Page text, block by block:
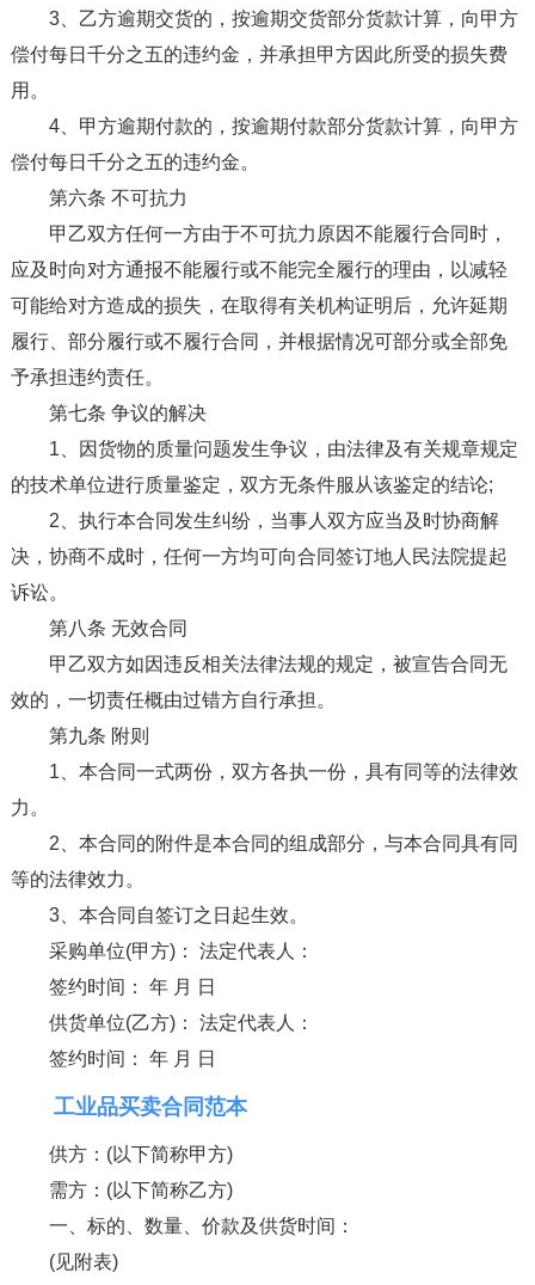
3、乙方逾期交货的，按逾期交货部分货款计算，向甲方
偿付每日千分之五的违约金，并承担甲方因此所受的损失费
用。
4、甲方逾期付款的，按逾期付款部分货款计算，向甲方
偿付每日千分之五的违约金。
第六条 不可抗力
甲乙双方任何一方由于不可抗力原因不能履行合同时，
应及时向对方通报不能履行或不能完全履行的理由，以减轻
可能给对方造成的损失，在取得有关机构证明后，允许延期
履行、部分履行或不履行合同，并根据情况可部分或全部免
予承担违约责任。
第七条 争议的解决
1、因货物的质量问题发生争议，由法律及有关规章规定
的技术单位进行质量鉴定，双方无条件服从该鉴定的结论;
2、执行本合同发生纠纷，当事人双方应当及时协商解
决，协商不成时，任何一方均可向合同签订地人民法院提起
诉讼。
第八条 无效合同
甲乙双方如因违反相关法律法规的规定，被宣告合同无
效的，一切责任概由过错方自行承担。
第九条 附则
1、本合同一式两份，双方各执一份，具有同等的法律效
力。
2、本合同的附件是本合同的组成部分，与本合同具有同
等的法律效力。
3、本合同自签订之日起生效。
采购单位(甲方)： 法定代表人：
签约时间： 年 月 日
供货单位(乙方)： 法定代表人：
签约时间： 年 月 日
工业品买卖合同范本
供方：(以下简称甲方)
需方：(以下简称乙方)
一、标的、数量、价款及供货时间：
(见附表)